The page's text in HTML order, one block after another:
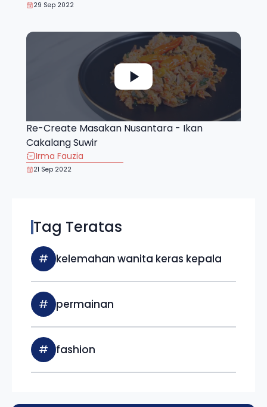
29 Sep 2022
Re-Create Masakan Nusantara - Ikan
Cakalang Suwir
Irma Fauzia
21 Sep 2022
Tag Teratas
# kelemahan wanita keras kepala
# permainan
# fashion